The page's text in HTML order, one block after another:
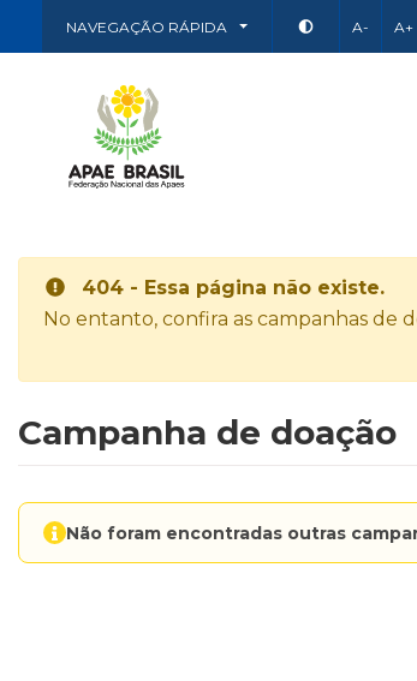
NAVEGAÇÃO RÁPIDA A- A+
404 - Essa página não existe.
No entanto, confira as campanhas de
Campanha de doação
Não foram encontradas outras